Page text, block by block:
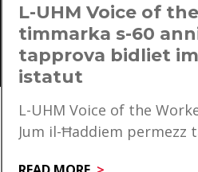
L-UHM Voice of
timmarka s-60
tapprova bidliet
istatut
L-UHM Voice of the
Jum il-Ħaddiem permezz